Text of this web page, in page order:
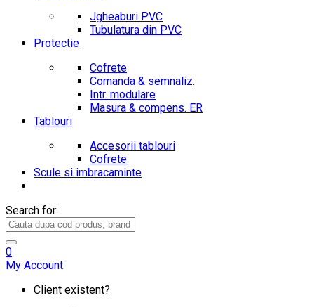
Jgheaburi PVC
Tubulatura din PVC
Protectie
Cofrete
Comanda & semnaliz.
Intr. modulare
Masura & compens. ER
Tablouri
Accesorii tablouri
Cofrete
Scule si imbracaminte
Search for:
0
My Account
Client existent?